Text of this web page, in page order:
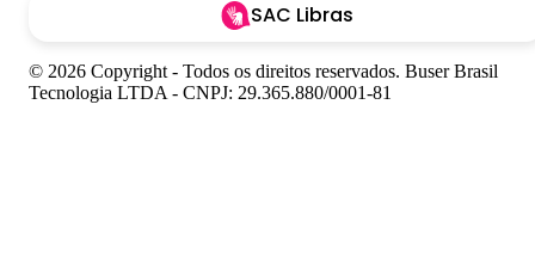
SAC Libras
© 2026 Copyright - Todos os direitos reservados. Buser Brasil
Tecnologia LTDA - CNPJ: 29.365.880/0001-81